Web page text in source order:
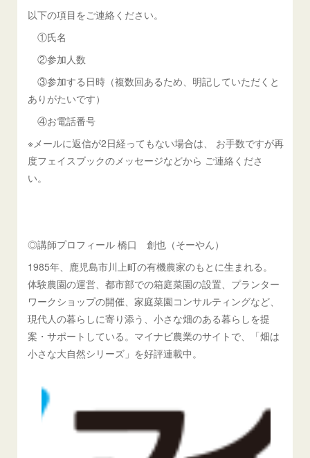
以下の項目をご連絡ください。
①氏名
②参加人数
③参加する日時（複数回あるため、明記していただくと
ありがたいです）
④お電話番号
※メールに返信が2日経ってもない場合は、 お手数ですが再
度フェイスブックのメッセージなどから ご連絡くださ
い。
◎講師プロフィール 橋口 創也（そーやん）
1985年、鹿児島市川上町の有機農家のもとに生まれる。
体験農園の運営、都市部での箱庭菜園の設置、プランター
ワークショップの開催、家庭菜園コンサルティングなど、
現代人の暮らしに寄り添う、小さな畑のある暮らしを提
案・サポートしている。マイナビ農業のサイトで、「畑は
小さな大自然シリーズ」を好評連載中。